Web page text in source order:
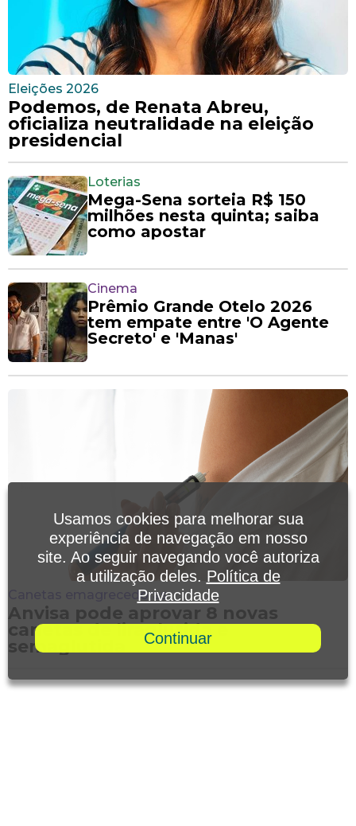
Eleições 2026
Podemos, de Renata Abreu,
oficializa neutralidade na eleição
presidencial
Loterias
Mega-Sena sorteia R$ 150
milhões nesta quinta; saiba
como apostar
Cinema
Prêmio Grande Otelo 2026
tem empate entre 'O Agente
Secreto' e 'Manas'
Canetas emagrecedoras
Anvisa pode aprovar 8 novas
canetas de liraglutida e
semaglutida
Usamos cookies para melhorar sua
experiência de navegação em nosso
site. Ao seguir navegando você autoriza
a utilização deles. Política de
Privacidade
Continuar